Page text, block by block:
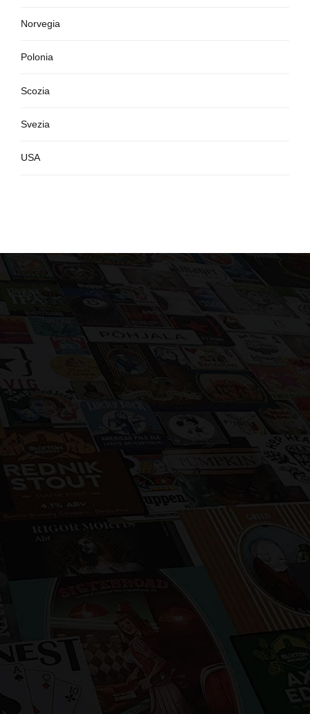
Norvegia
Polonia
Scozia
Svezia
USA
Selezioniamo accuratamente le migliori
birre provenienti da tutto il mondo e le
distribuiamo sul territorio nazionale.
Privilegiamo la scelta di birrifici medio-
piccoli, che puntano alla qualità, ma che
sopratutto non pastorizzano i loro prodotti.
SOCIAL